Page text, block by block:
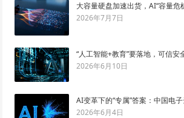
大容量硬盘加速出货，AI“容量危
2026年7月7日
“人工智能+教育”要落地，可信安
2026年6月10日
AI变革下的“专属”答案：中国电
2026年6月4日